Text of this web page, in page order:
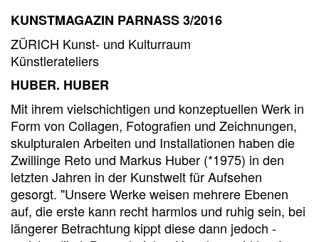
KUNSTMAGAZIN PARNASS 3/2016
ZÜRICH Kunst- und Kulturraum
Künstlerateliers
HUBER. HUBER
Mit ihrem vielschichtigen und konzeptuellen Werk in
Form von Collagen, Fotografien und Zeichnungen,
skulpturalen Arbeiten und Installationen haben die
Zwillinge Reto und Markus Huber (*1975) in den
letzten Jahren in der Kunstwelt für Aufsehen
gesorgt. "Unsere Werke weisen mehrere Ebenen
auf, die erste kann recht harmlos und ruhig sein, bei
längerer Betrachtung kippt diese dann jedoch -